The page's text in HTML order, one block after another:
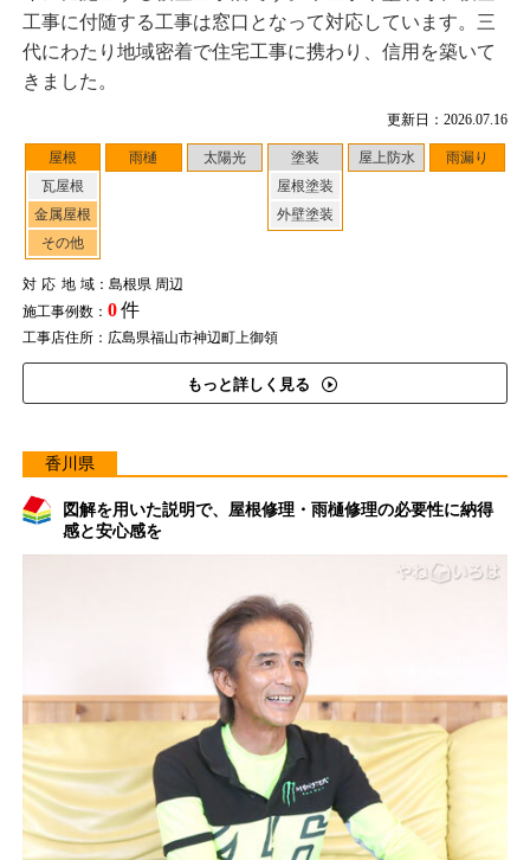
更新日：2026.07.16
屋根
瓦屋根
金属屋根
その他
雨樋 太陽光
塗装
屋根塗装
外壁塗装
屋上防水 雨漏り
対応地域：島根県 周辺
施工事例数： 0件
工事店住所：広島県福山市神辺町上御領
もっと詳しく見る
工事に付随する工事は窓口となって対応しています。三
代にわたり地域密着で住宅工事に携わり、信用を築いて
きました。
香川県
図解を用いた説明で、屋根修理・雨樋修理の必要性に納得
感と安心感を